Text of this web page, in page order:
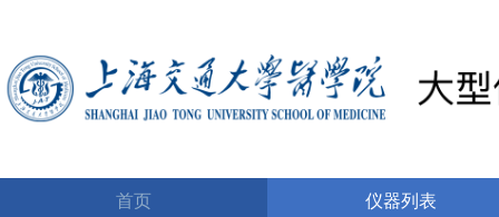
首页 仪器列表